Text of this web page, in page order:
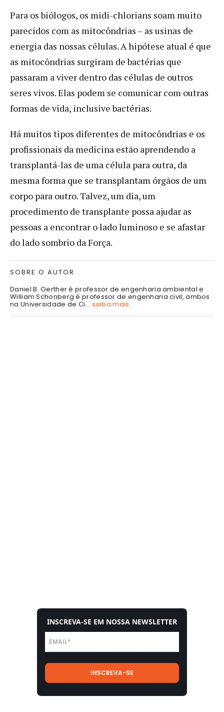
Para os biólogos, os midi-chlorians soam muito
parecidos com as mitocôndrias – as usinas de
energia das nossas células. A hipótese atual é que
as mitocôndrias surgiram de bactérias que
passaram a viver dentro das células de outros
seres vivos. Elas podem se comunicar com outras
formas de vida, inclusive bactérias.
Há muitos tipos diferentes de mitocôndrias e os
profissionais da medicina estão aprendendo a
transplantá-las de uma célula para outra, da
mesma forma que se transplantam órgãos de um
corpo para outro. Talvez, um dia, um
procedimento de transplante possa ajudar as
pessoas a encontrar o lado luminoso e se afastar
do lado sombrio da Força.
SOBRE O AUTOR
Daniel B. Oerther é professor de engenharia ambiental e
William Schonberg é professor de engenharia civil, ambos
na Universidade de Ci... saiba mais
INSCREVA-SE EM NOSSA NEWSLETTER